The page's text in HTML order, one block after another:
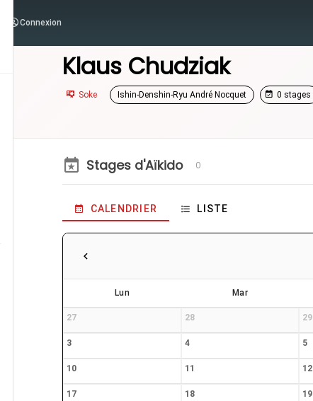
Connexion
Klaus Chudziak
Soke Ishin-Denshin-Ryu André Nocquet 0 stages
Stages d'Aïkido 0
CALENDRIER LISTE
Lun Mar
27 28 29
3 4 5
10 11 12
17 18 19